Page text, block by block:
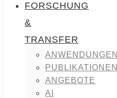
FORSCHUNG
&
TRANSFER
ANWENDUNGEN
PUBLIKATIONEN
ANGEBOTE
AI